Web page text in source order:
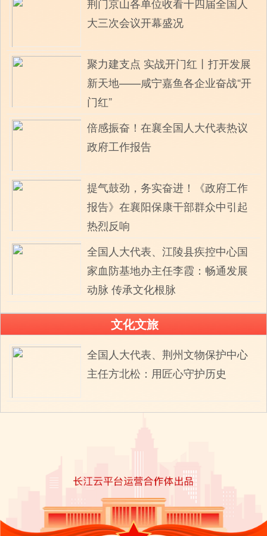
大三次会议开幕盛况
聚力建支点 实战开门红丨打开发展
新天地——咸宁嘉鱼各企业奋战“开
门红”
倍感振奋！在襄全国人大代表热议
政府工作报告
提气鼓劲，务实奋进！《政府工作
报告》在襄阳保康干部群众中引起
热烈反响
全国人大代表、江陵县疾控中心国
家血防基地办主任李霞：畅通发展
动脉 传承文化根脉
文化文旅
全国人大代表、荆州文物保护中心
主任方北松：用匠心守护历史